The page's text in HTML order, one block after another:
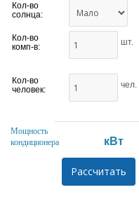
Кол-во
солнца:
Кол-во
комп-в:
шт.
Кол-во
человек:
чел.
Мощность
кондиционера
кВт